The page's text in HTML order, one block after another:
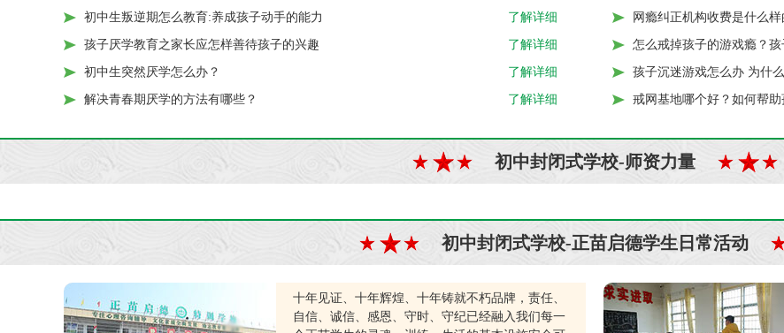
初中生叛逆期怎么教育:养成孩子动手的能力 了解详细
孩子厌学教育之家长应怎样善待孩子的兴趣 了解详细
初中生突然厌学怎么办？ 了解详细
解决青春期厌学的方法有哪些？ 了解详细
网瘾纠正机构收费是什么
怎么戒掉孩子的游戏瘾？
孩子沉迷游戏怎么办 为什
戒网基地哪个好？如何帮助
初中封闭式学校-师资力量
初中封闭式学校-正苗启德学生日常活动
十年见证、十年辉煌、十年铸就不朽品牌，责任、
自信、诚信、感恩、守时、守纪已经融入我们每一